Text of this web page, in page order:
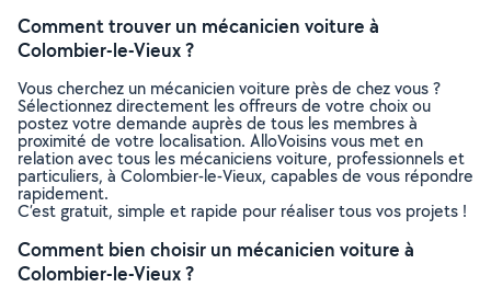
Comment trouver un mécanicien voiture à
Colombier-le-Vieux ?
Vous cherchez un mécanicien voiture près de chez vous ?
Sélectionnez directement les offreurs de votre choix ou
postez votre demande auprès de tous les membres à
proximité de votre localisation. AlloVoisins vous met en
relation avec tous les mécaniciens voiture, professionnels et
particuliers, à Colombier-le-Vieux, capables de vous répondre
rapidement.
C’est gratuit, simple et rapide pour réaliser tous vos projets !
Comment bien choisir un mécanicien voiture à
Colombier-le-Vieux ?